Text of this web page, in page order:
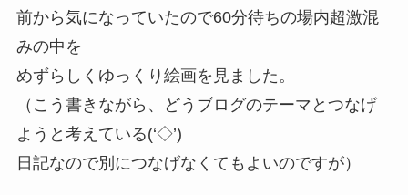
前から気になっていたので60分待ちの場内超激混
みの中を
めずらしくゆっくり絵画を見ました。
（こう書きながら、どうブログのテーマとつなげ
ようと考えている(‘◇’)ゞ
日記なので別につなげなくてもよいのですが）